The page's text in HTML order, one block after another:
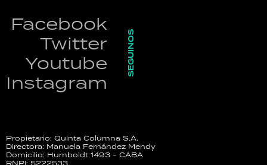
Facebook
Twitter
Youtube
Instagram
SEGUINOS
Propietario: Quinta Columna S.A.
Directora: Manuela Fernández Mendy
Domicilio: Humboldt 1493 - CABA
RNPI: 5222533